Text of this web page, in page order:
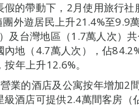
假的帶動下，2月使用旅行
外遊居民上升21.4%至9.9
）及台灣地區（1.7萬人次）
內地（4.7萬人次），佔
年上升12.6%。
業的酒店及公寓按年增加2
級酒店可提供2.4萬間客房（